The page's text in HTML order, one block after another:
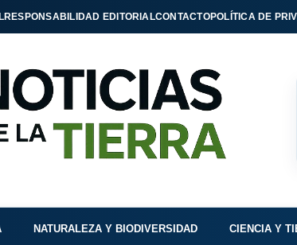
RESPONSABILIDAD EDITORIALCONTACTOPOLÍTICA DE
NATURALEZA Y BIODIVERSIDAD CIENCIA Y